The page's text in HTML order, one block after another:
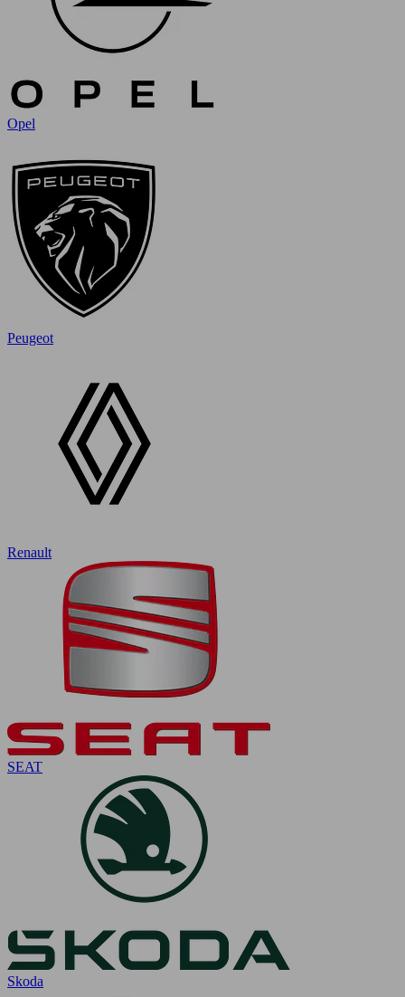
Opel
Peugeot
Renault
SEAT
Skoda